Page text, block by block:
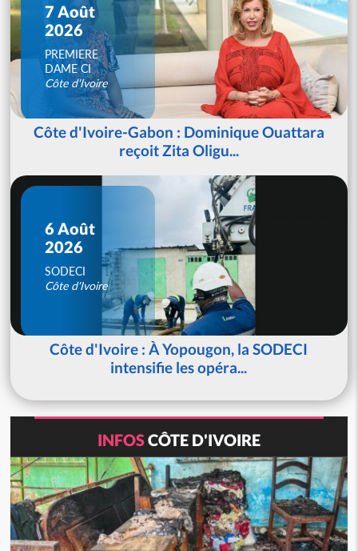
7 Août
2026
PREMIERE
DAME CI
Côte d'Ivoire
Côte d'Ivoire-Gabon : Dominique Ouattara
reçoit Zita Oligu...
6 Août
2026
SODECI
Côte d'Ivoire
Côte d'Ivoire : À Yopougon, la SODECI
intensifie les opéra...
INFOSCÔTE D'IVOIRE